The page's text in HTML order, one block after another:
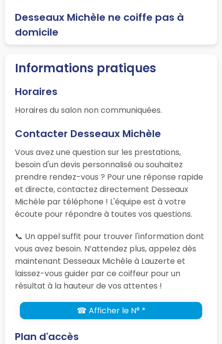
Desseaux Michèle ne coiffe pas à
domicile
Informations pratiques
Horaires
Horaires du salon non communiquées.
Contacter Desseaux Michèle
Vous avez une question sur les prestations,
besoin d'un devis personnalisé ou souhaitez
prendre rendez-vous ? Pour une réponse rapide
et directe, contactez directement Desseaux
Michèle par téléphone ! L'équipe est à votre
écoute pour répondre à toutes vos questions.
📞 Un appel suffit pour trouver l'information dont
vous avez besoin. N’attendez plus, appelez dès
maintenant Desseaux Michèle à Lauzerte et
laissez-vous guider par ce coiffeur pour un
résultat à la hauteur de vos attentes !
☎ Afficher le N° *
Plan d'accès